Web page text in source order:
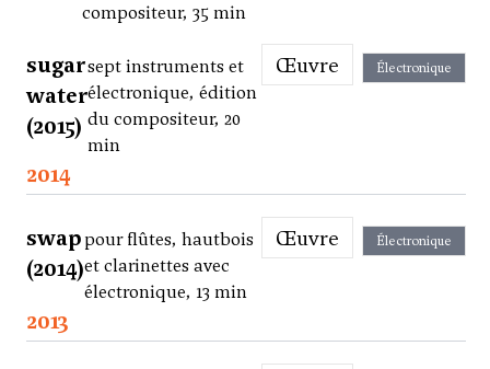
compositeur, 35 min
sugar
water
(2015)
sept instruments et
électronique, édition
du compositeur, 20
min
Œuvre Électronique
2014
swap
(2014)
pour flûtes, hautbois
et clarinettes avec
électronique, 13 min
Œuvre Électronique
2013